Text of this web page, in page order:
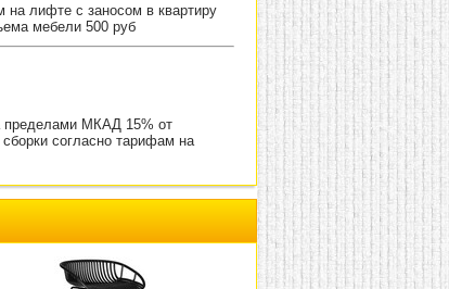
лифте с заносом в квартиру
мебели 500 руб
пределами МКАД 15% от
согласно тарифам на